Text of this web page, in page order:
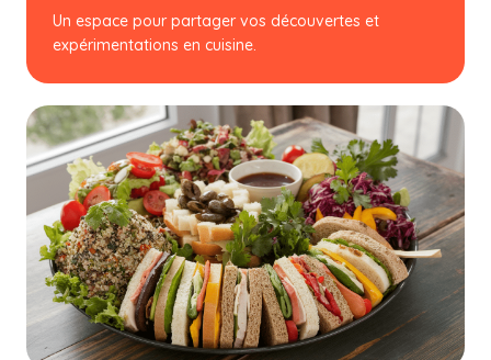
Un espace pour partager vos découvertes et
expérimentations en cuisine.